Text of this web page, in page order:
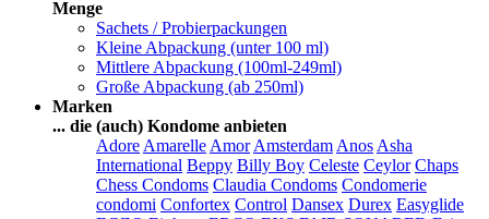
Menge
Sachets / Probierpackungen
Kleine Abpackung (unter 100 ml)
Mittlere Abpackung (100ml-249ml)
Große Abpackung (ab 250ml)
Marken
... die (auch) Kondome anbieten
Adore Amarelle Amor Amsterdam Anos Asha
International Beppy Billy Boy Celeste Ceylor Chaps
Chess Condoms Claudia Condoms Condomerie
condomi Confortex Control Dansex Durex Easyglide